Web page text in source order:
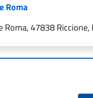
Roma
Roma, 47838 Riccione,